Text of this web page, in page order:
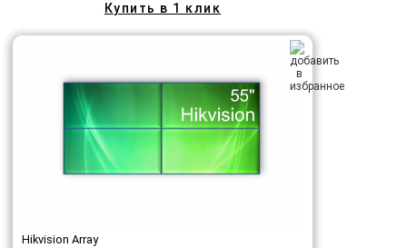
Купить в 1 клик
Hikvision Array